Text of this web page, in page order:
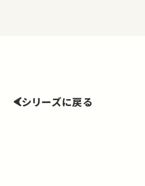
シリーズに戻る